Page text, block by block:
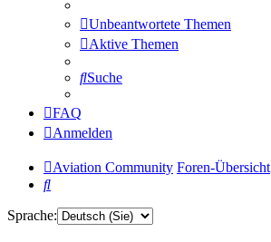
Unbeantwortete Themen
Aktive Themen
Suche
FAQ
Anmelden
Aviation Community Foren-Übersicht
Suche
Sprache: